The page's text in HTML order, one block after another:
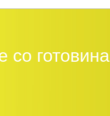
со готовина